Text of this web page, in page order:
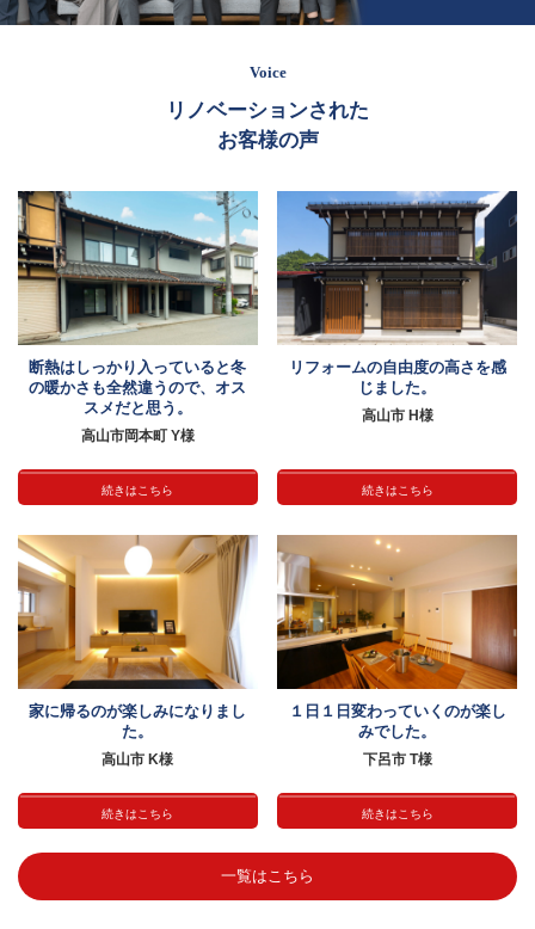
Voice
リノベーションされた
お客様の声
断熱はしっかり入っていると冬
の暖かさも全然違うので、オス
スメだと思う。
高山市岡本町 Y様
続きはこちら
リフォームの自由度の高さを感
じました。
高山市 H様
続きはこちら
家に帰るのが楽しみになりまし
た。
高山市 K様
続きはこちら
１日１日変わっていくのが楽し
みでした。
下呂市 T様
続きはこちら
一覧はこちら